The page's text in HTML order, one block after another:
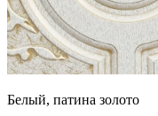
Белый, патина золото